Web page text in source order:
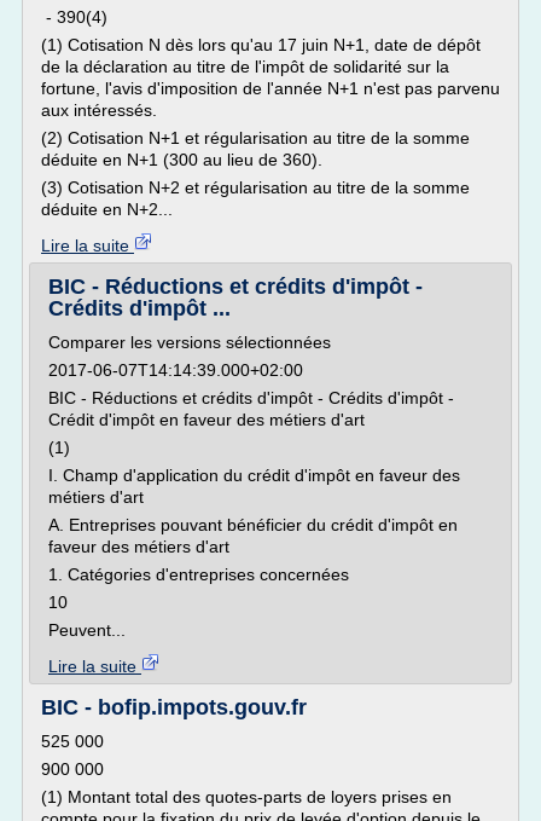
- 390(4)
(1) Cotisation N dès lors qu'au 17 juin N+1, date de dépôt
de la déclaration au titre de l'impôt de solidarité sur la
fortune, l'avis d'imposition de l'année N+1 n'est pas parvenu
aux intéressés.
(2) Cotisation N+1 et régularisation au titre de la somme
déduite en N+1 (300 au lieu de 360).
(3) Cotisation N+2 et régularisation au titre de la somme
déduite en N+2...
Lire la suite
BIC - Réductions et crédits d'impôt -
Crédits d'impôt ...
Comparer les versions sélectionnées
2017-06-07T14:14:39.000+02:00
BIC - Réductions et crédits d'impôt - Crédits d'impôt -
Crédit d'impôt en faveur des métiers d'art
(1)
I. Champ d'application du crédit d'impôt en faveur des
métiers d'art
A. Entreprises pouvant bénéficier du crédit d'impôt en
faveur des métiers d'art
1. Catégories d'entreprises concernées
10
Peuvent...
Lire la suite
BIC - bofip.impots.gouv.fr
525 000
900 000
(1) Montant total des quotes-parts de loyers prises en